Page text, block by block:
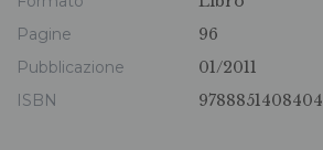
Pagine
96
Pubblicazione
01/2011
ISBN
9788851408404